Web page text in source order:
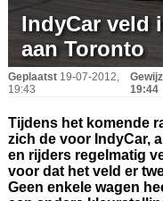
IndyCar 101
Indy 500
English
IndyCar veld
aan Toronto
Geplaatst 19-07-2012,
19:43
19:44
Tijdens het komende
zich de voor IndyCar,
en rijders regelmatig
voor dat het veld er
Geen enkele wagen